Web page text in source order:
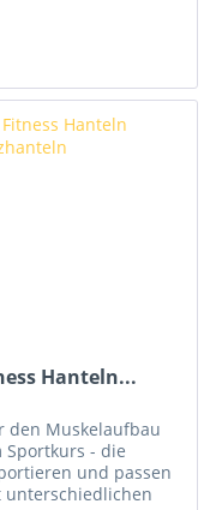
Hanteln...
den Muskelaufbau
Sportkurs - die
und passen